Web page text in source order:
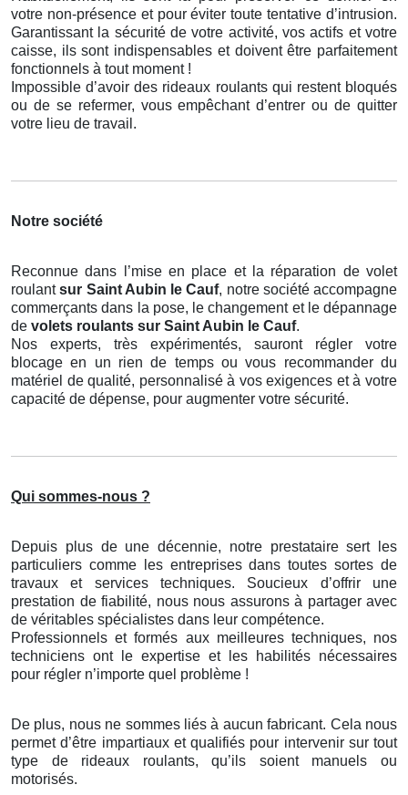
votre non-présence et pour éviter toute tentative d’intrusion.
Garantissant la sécurité de votre activité, vos actifs et votre
caisse, ils sont indispensables et doivent être parfaitement
fonctionnels à tout moment !
Impossible d’avoir des rideaux roulants qui restent bloqués
ou de se refermer, vous empêchant d’entrer ou de quitter
votre lieu de travail.
Notre société
Reconnue dans l’mise en place et la réparation de volet
roulantsur Saint Aubin le Cauf, notre société accompagne
commerçants dans la pose, le changement et le dépannage
de volets roulants sur Saint Aubin le Cauf.
Nos experts, très expérimentés, sauront régler votre
blocage en un rien de temps ou vous recommander du
matériel de qualité, personnalisé à vos exigences et à votre
capacité de dépense, pour augmenter votre sécurité.
Qui sommes-nous ?
Depuis plus de une décennie, notre prestataire sert les
particuliers comme les entreprises dans toutes sortes de
travaux et services techniques. Soucieux d’offrir une
prestation de fiabilité, nous nous assurons à partager avec
de véritables spécialistes dans leur compétence.
Professionnels et formés aux meilleures techniques, nos
techniciens ont le expertise et les habilités nécessaires
pour régler n’importe quel problème !
De plus, nous ne sommes liés à aucun fabricant. Cela nous
permet d’être impartiaux et qualifiés pour intervenir sur tout
type de rideaux roulants, qu’ils soient manuels ou
motorisés.